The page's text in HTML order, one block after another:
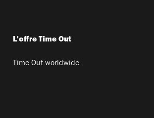
L'offre Time Out
Time Out worldwide